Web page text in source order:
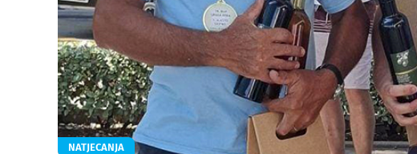
NATJECANJA